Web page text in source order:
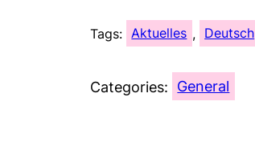
Tags: Aktuelles , Deutsch
Categories: General